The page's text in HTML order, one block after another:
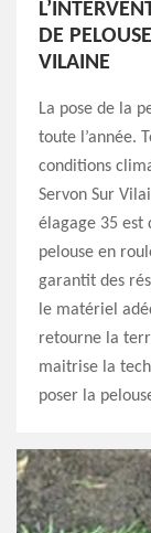
DE
VILAINE
La pose de la
toute l’année.
conditions
Servon Sur
élagage 35 est
pelouse en
garantit des
le matériel
retourne la
maitrise la
poser la